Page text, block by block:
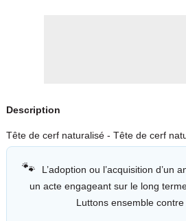
Description
Tête de cerf naturalisé - Tête de cerf
🐾
L’adoption ou l’acquisition d’un
un acte engageant sur le long
Luttons ensemble contre